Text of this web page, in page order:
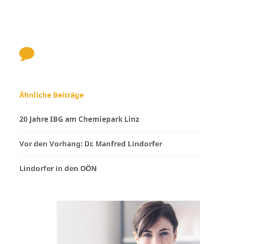
Ähnliche Beiträge
20 Jahre IBG am Chemiepark Linz
Vor den Vorhang: Dr. Manfred Lindorfer
Lindorfer in den OÖN